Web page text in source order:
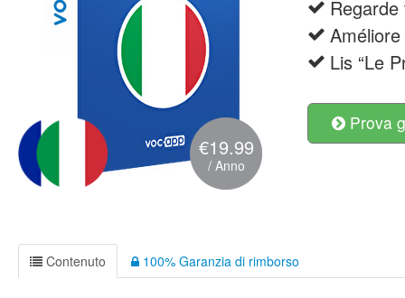
€19.99
/ Anno
Regarde
Améliore
Lis “Le
Prova
Contenuto 100% Garanzia di rimborso